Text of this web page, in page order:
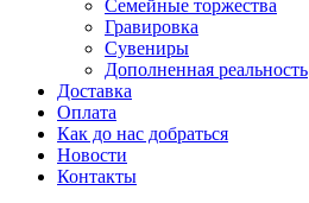
Семейные торжества
Гравировка
Сувениры
Дополненная реальность
Доставка
Оплата
Как до нас добраться
Новости
Контакты